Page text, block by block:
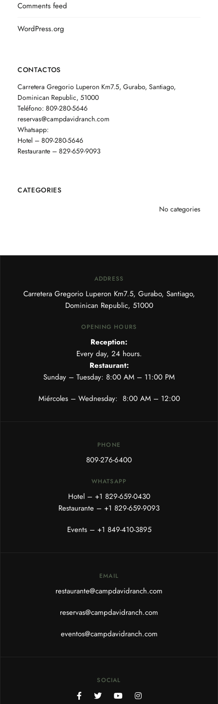
Comments feed
WordPress.org
CONTACTOS
Carretera Gregorio Luperon Km7.5, Gurabo, Santiago,
Dominican Republic, 51000
Teléfono: 809-280-5646
reservas@campdavidranch.com
Whatsapp:
Hotel – 809-280-5646
Restaurante – 829-659-9093
CATEGORIES
No categories
ADDRESS
Carretera Gregorio Luperon Km7.5, Gurabo, Santiago,
Dominican Republic, 51000
OPENING HOURS
Reception:
Every day, 24 hours.
Restaurant:
Sunday – Tuesday: 8:00 AM – 11:00 PM
Miércoles – Wednesday: 8:00 AM – 12:00
PHONE
809-276-6400
WHATSAPP
Hotel – +1 829-659-0430
Restaurante – +1 829-659-9093
Events – +1 849-410-3895
EMAIL
restaurante@campdavidranch.com
reservas@campdavidranch.com
eventos@campdavidranch.com
SOCIAL